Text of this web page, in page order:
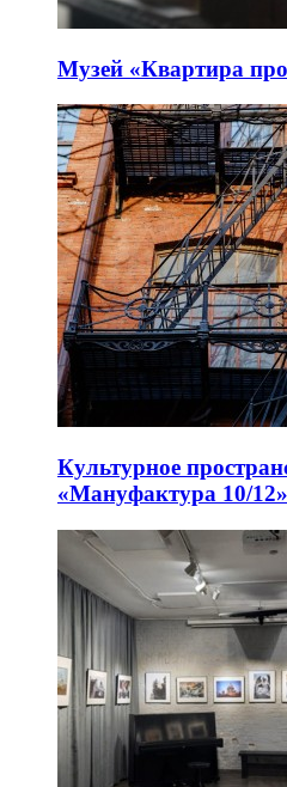
Музей «Квартира
Культурное
«Мануфактура 10/12»